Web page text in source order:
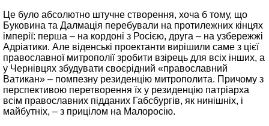
Це було абсолютно штучне створення, хоча б тому, що
Буковина та Далмація перебували на протилежних кінцях
імперії: перша – на кордоні з Росією, друга – на узбережжі
Адріатики. Але віденські проектанти вирішили саме з цієї
православної митрополії зробити взірець для всіх інших, а
у Чернівцях збудувати своєрідний «православний
Ватикан» – помпезну резиденцію митрополита. Причому з
перспективою перетворення їх у резиденцію патріарха
всім православних підданих Габсбургів, як нинішніх, і
майбутніх, – з прицілом на Малоросію.